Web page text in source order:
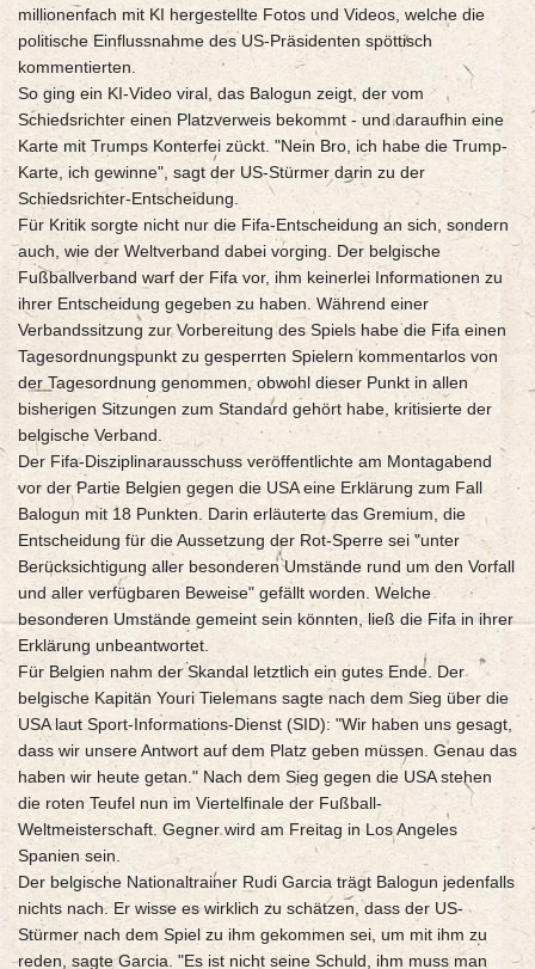
millionenfach mit KI hergestellte Fotos und Videos, welche die
politische Einflussnahme des US-Präsidenten spöttisch
kommentierten.
So ging ein KI-Video viral, das Balogun zeigt, der vom
Schiedsrichter einen Platzverweis bekommt - und daraufhin eine
Karte mit Trumps Konterfei zückt. "Nein Bro, ich habe die Trump-
Karte, ich gewinne", sagt der US-Stürmer darin zu der
Schiedsrichter-Entscheidung.
Für Kritik sorgte nicht nur die Fifa-Entscheidung an sich, sondern
auch, wie der Weltverband dabei vorging. Der belgische
Fußballverband warf der Fifa vor, ihm keinerlei Informationen zu
ihrer Entscheidung gegeben zu haben. Während einer
Verbandssitzung zur Vorbereitung des Spiels habe die Fifa einen
Tagesordnungspunkt zu gesperrten Spielern kommentarlos von
der Tagesordnung genommen, obwohl dieser Punkt in allen
bisherigen Sitzungen zum Standard gehört habe, kritisierte der
belgische Verband.
Der Fifa-Disziplinarausschuss veröffentlichte am Montagabend
vor der Partie Belgien gegen die USA eine Erklärung zum Fall
Balogun mit 18 Punkten. Darin erläuterte das Gremium, die
Entscheidung für die Aussetzung der Rot-Sperre sei "unter
Berücksichtigung aller besonderen Umstände rund um den Vorfall
und aller verfügbaren Beweise" gefällt worden. Welche
besonderen Umstände gemeint sein könnten, ließ die Fifa in ihrer
Erklärung unbeantwortet.
Für Belgien nahm der Skandal letztlich ein gutes Ende. Der
belgische Kapitän Youri Tielemans sagte nach dem Sieg über die
USA laut Sport-Informations-Dienst (SID): "Wir haben uns gesagt,
dass wir unsere Antwort auf dem Platz geben müssen. Genau das
haben wir heute getan." Nach dem Sieg gegen die USA stehen
die roten Teufel nun im Viertelfinale der Fußball-
Weltmeisterschaft. Gegner wird am Freitag in Los Angeles
Spanien sein.
Der belgische Nationaltrainer Rudi Garcia trägt Balogun jedenfalls
nichts nach. Er wisse es wirklich zu schätzen, dass der US-
Stürmer nach dem Spiel zu ihm gekommen sei, um mit ihm zu
reden, sagte Garcia. "Es ist nicht seine Schuld, ihm muss man